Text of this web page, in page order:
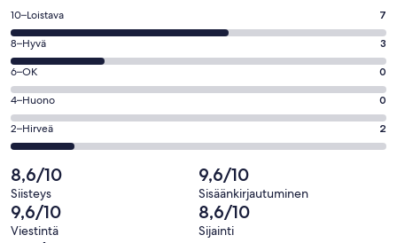
ikkunaan
Arvosana
10
-
Loistava.
7
kautta
12
arvostelua
10–Loistava 7
Arvosana
8
-
Hyvä.
3
kautta
arvostelua
8–Hyvä 3
Arvosana
6
-
OK.
0
kautta
12
arvostelua
6–OK 0
Arvosana
4
-
0
kautta
12
arvostelua
4–Huono 0
Arvosana
2
-
Hirveä.
2
kautta
2–Hirveä 2
8,6/10
Siisteys
9,6/10
Sisäänkirjautuminen
9,6/10
Viestintä
8,6/10
Sijainti